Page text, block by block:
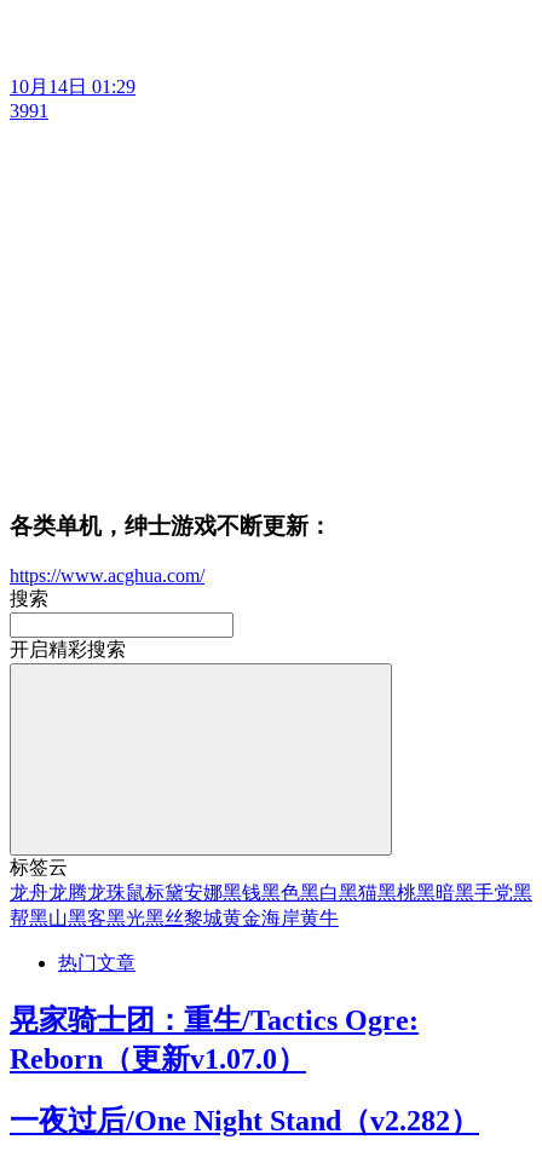
10月14日 01:29
3991
各类单机，绅士游戏不断更新：
https://www.acghua.com/
搜索
开启精彩搜索
标签云
龙舟龙腾龙珠鼠标黛安娜黑钱黑色黑白黑猫黑桃黑暗黑手党黑
帮黑山黑客黑光黑丝黎城黄金海岸黄牛
热门文章
晃家骑士团：重生/Tactics Ogre:
Reborn（更新v1.07.0）
一夜过后/One Night Stand（v2.282）